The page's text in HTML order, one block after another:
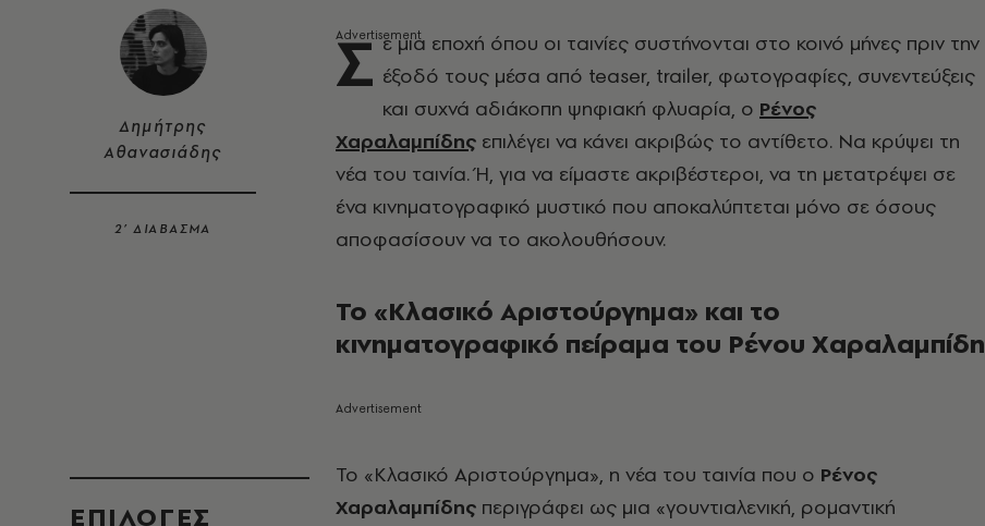
Δημήτρης
Αθανασιάδης
2’ ΔΙΑΒΑΣΜΑ
EΠΙΛΟΓΈΣ
Σ ε μια εποχή όπου οι ταινίες συστήνονται στο κοινό μήνες πριν την
έξοδό τους μέσα από teaser, trailer, φωτογραφίες, συνεντεύξεις
και συχνά αδιάκοπη ψηφιακή φλυαρία, ο Ρένος
Χαραλαμπίδης επιλέγει να κάνει ακριβώς το αντίθετο. Να κρύψει τη
νέα του ταινία. Ή, για να είμαστε ακριβέστεροι, να τη μετατρέψει σε
ένα κινηματογραφικό μυστικό που αποκαλύπτεται μόνο σε όσους
αποφασίσουν να το ακολουθήσουν.
Το «Κλασικό Αριστούργημα» και το
κινηματογραφικό πείραμα του Ρένου Χαραλαμπίδη
Το «Κλασικό Αριστούργημα», η νέα του ταινία που ο Ρένος
Χαραλαμπίδης περιγράφει ως μια «γουντιαλενική, ρομαντική